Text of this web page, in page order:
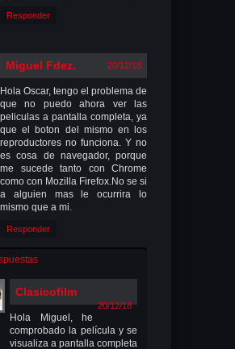
Responder
Miguel Fdez. 20/12/18
Hola Oscar, tengo el problema de
que no puedo ahora ver las
peliculas a pantalla completa, ya
que el boton del mismo en los
reproductores no funciona. Y no
es cosa de navegador, porque
me sucede tanto con Chrome
como con Mozilla Firefox.No se si
a alguien mas le ocurrira lo
mismo que a mi.
Responder
Clasicofilm
20/12/18
Hola Miguel, he
comprobado la película y se
visualiza a pantalla completa